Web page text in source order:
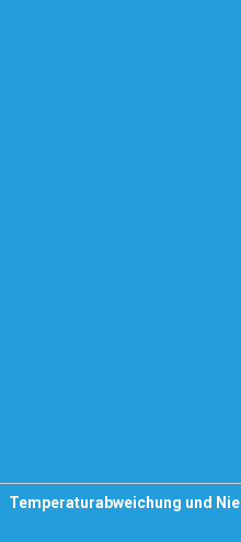
Temperaturabweichung und